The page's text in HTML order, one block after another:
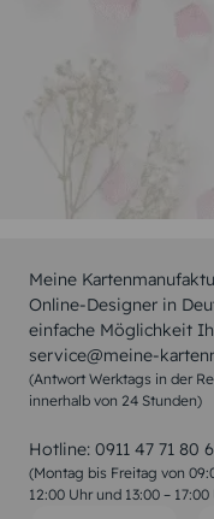
Meine
Online-Designer in
einfache Möglichkeit
service@meine-
(Antwort Werktags in der
innerhalb von 24 Stunden)
Hotline: 0911 47 71 80
(Montag bis Freitag von
12:00 Uhr und 13:00 – 17:00